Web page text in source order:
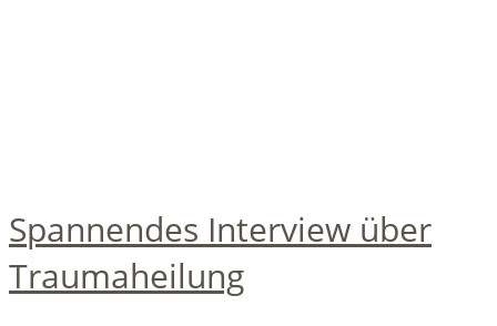
Spannendes Interview über
Traumaheilung